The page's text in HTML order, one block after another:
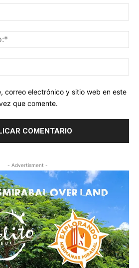
correo electrónico y sitio web en este
que comente.
- Advertisment -